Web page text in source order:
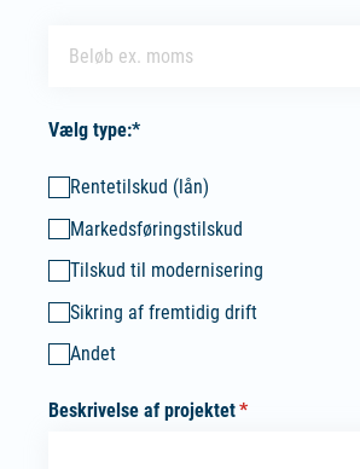
Vælg type:*
typer2_​rente_​ydelse
Rentetilskud (lån)
Markedsføringstilskud
Tilskud til modernisering
Sikring af fremtidig drift
Andet
Beskrivelse af projektet*
(påkrævet)